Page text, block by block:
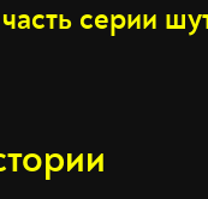
серии